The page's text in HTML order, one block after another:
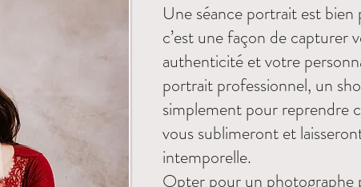
Une séance portrait est bien
c’est une façon de capturer
authenticité et votre
portrait professionnel, un
simplement pour reprendre
vous sublimeront et
intemporelle.
Opter pour un photographe